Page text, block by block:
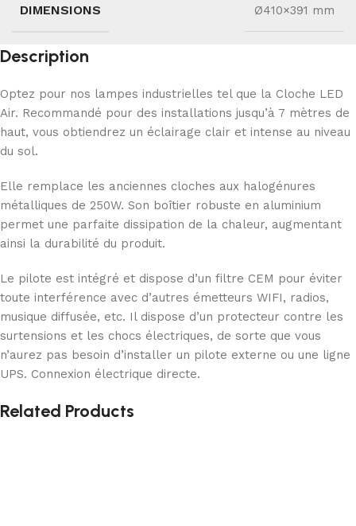
DIMENSIONS Ø410×391 mm
Description
Optez pour nos lampes industrielles tel que la Cloche LED
Air. Recommandé pour des installations jusqu’à 7 mètres de
haut, vous obtiendrez un éclairage clair et intense au niveau
du sol.
Elle remplace les anciennes cloches aux halogénures
métalliques de 250W. Son boîtier robuste en aluminium
permet une parfaite dissipation de la chaleur, augmentant
ainsi la durabilité du produit.
Le pilote est intégré et dispose d’un filtre CEM pour éviter
toute interférence avec d’autres émetteurs WIFI, radios,
musique diffusée, etc. Il dispose d’un protecteur contre les
surtensions et les chocs électriques, de sorte que vous
n’aurez pas besoin d’installer un pilote externe ou une ligne
UPS. Connexion électrique directe.
Related Products